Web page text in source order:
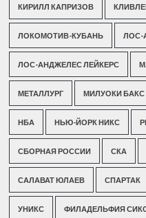
КИРИЛЛ КАПРИЗОВ
ЛОКОМОТИВ-КУБАНЬ ЛОС-
ЛОС-АНДЖЕЛЕС ЛЕЙКЕРС
МЕТАЛЛУРГ МИЛУОКИ БАКС
НБА НЬЮ-ЙОРК НИКС
СБОРНАЯ РОССИИ СКА
САЛАВАТ ЮЛАЕВ СПАРТАК
УНИКС ФИЛАДЕЛЬФИЯ